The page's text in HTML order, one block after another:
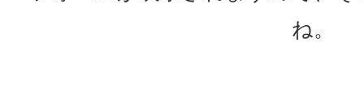
ね。